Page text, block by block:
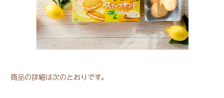
商品の詳細は次のとおりです。